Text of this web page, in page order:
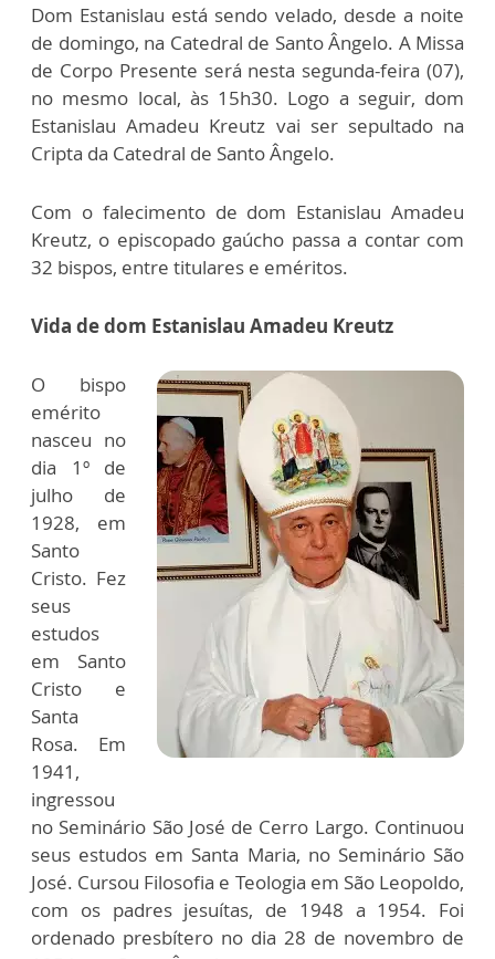
Dom Estanislau está sendo velado, desde a noite
de domingo, na Catedral de Santo Ângelo. A Missa
de Corpo Presente será nesta segunda-feira (07),
no mesmo local, às 15h30. Logo a seguir, dom
Estanislau Amadeu Kreutz vai ser sepultado na
Cripta da Catedral de Santo Ângelo.
Com o falecimento de dom Estanislau Amadeu
Kreutz, o episcopado gaúcho passa a contar com
32 bispos, entre titulares e eméritos.
Vida de dom Estanislau Amadeu Kreutz
O bispo
emérito
nasceu no
dia 1º de
julho de
1928, em
Santo
Cristo. Fez
seus
estudos
em Santo
Cristo e
Santa
Rosa. Em
1941,
ingressou
no Seminário São José de Cerro Largo. Continuou
seus estudos em Santa Maria, no Seminário São
José. Cursou Filosofia e Teologia em São Leopoldo,
com os padres jesuítas, de 1948 a 1954. Foi
ordenado presbítero no dia 28 de novembro de